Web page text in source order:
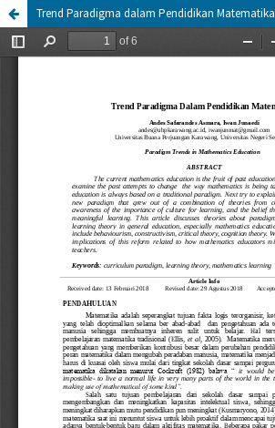
Trend Paradigma dalam Pendidikan Matematika